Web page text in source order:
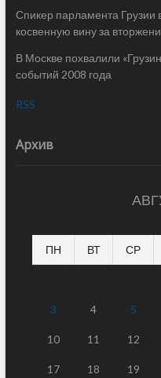
Спикер парламента
косвенную вину за
В Москве похвалили
событий 2008 года
RSS
Архив
ПН ВТ СР
3 4 5
10 11 12
17 18 19